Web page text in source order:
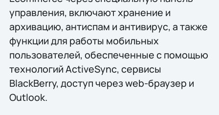
управления, включают хранение и
архивацию, антиспам и антивирус, а также
функции для работы мобильных
пользователей, обеспеченные с помощью
технологий ActiveSync, сервисы
BlackBerry, доступ через web-браузер и
Outlook.